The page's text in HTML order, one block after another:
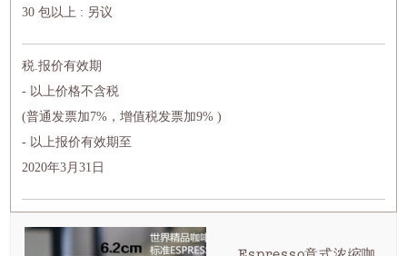
30 包以上 : 另议
税.报价有效期
- 以上价格不含税
(普通发票加7%，增值税发票加9% )
- 以上报价有效期至
2020年3月31日